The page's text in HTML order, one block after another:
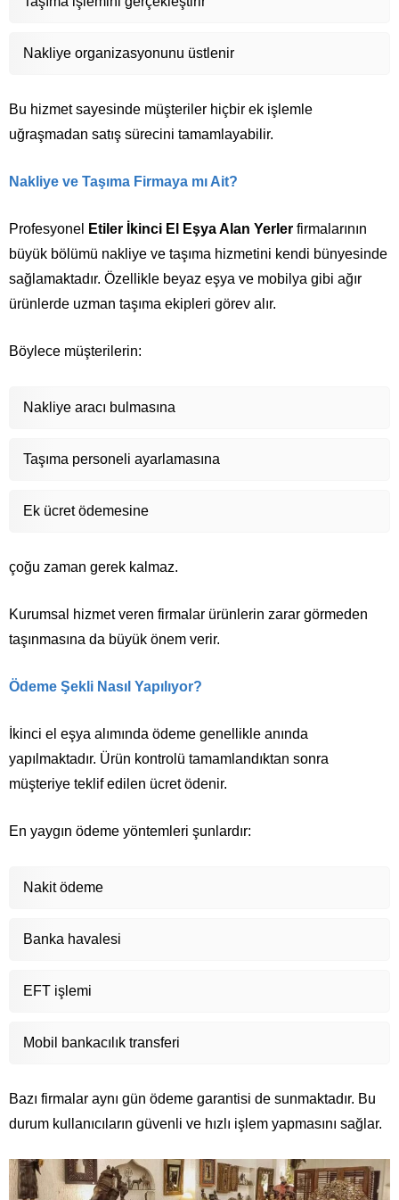
Nakliye organizasyonunu üstlenir
Bu hizmet sayesinde müşteriler hiçbir ek işlemle
uğraşmadan satış sürecini tamamlayabilir.
Nakliye ve Taşıma Firmaya mı Ait?
Profesyonel Etiler İkinci El Eşya Alan Yerler firmalarının
büyük bölümü nakliye ve taşıma hizmetini kendi bünyesinde
sağlamaktadır. Özellikle beyaz eşya ve mobilya gibi ağır
ürünlerde uzman taşıma ekipleri görev alır.
Böylece müşterilerin:
Nakliye aracı bulmasına
Taşıma personeli ayarlamasına
Ek ücret ödemesine
çoğu zaman gerek kalmaz.
Kurumsal hizmet veren firmalar ürünlerin zarar görmeden
taşınmasına da büyük önem verir.
Ödeme Şekli Nasıl Yapılıyor?
İkinci el eşya alımında ödeme genellikle anında
yapılmaktadır. Ürün kontrolü tamamlandıktan sonra
müşteriye teklif edilen ücret ödenir.
En yaygın ödeme yöntemleri şunlardır:
Nakit ödeme
Banka havalesi
EFT işlemi
Mobil bankacılık transferi
Bazı firmalar aynı gün ödeme garantisi de sunmaktadır. Bu
durum kullanıcıların güvenli ve hızlı işlem yapmasını sağlar.